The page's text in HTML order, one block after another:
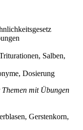
Salben,
Dosierung
mit Übungen
Gerstenkorn,